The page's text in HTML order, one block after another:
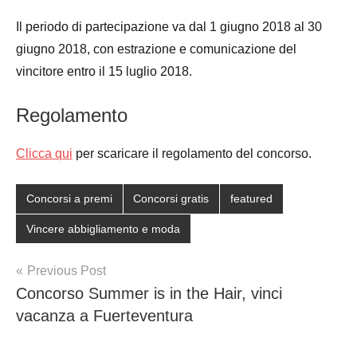
Il periodo di partecipazione va dal 1 giugno 2018 al 30
giugno 2018, con estrazione e comunicazione del
vincitore entro il 15 luglio 2018.
Regolamento
Clicca qui per scaricare il regolamento del concorso.
Concorsi a premi Concorsi gratis featured
Vincere abbigliamento e moda
Post
navigation
Previous Post
Concorso Summer is in the Hair, vinci
vacanza a Fuerteventura